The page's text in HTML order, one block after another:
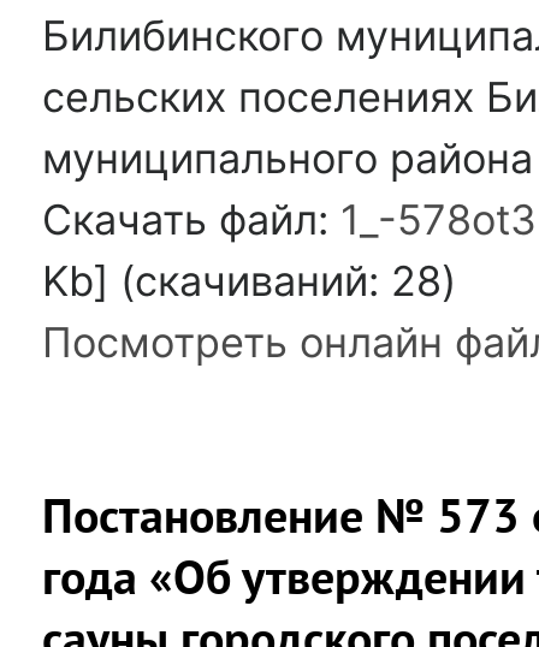
Билибинского
сельских поселениях
муниципального
Скачать файл: 1_-
Kb] (cкачиваний: 28)
Посмотреть онлайн
Постановление № 573
года «Об утверждении